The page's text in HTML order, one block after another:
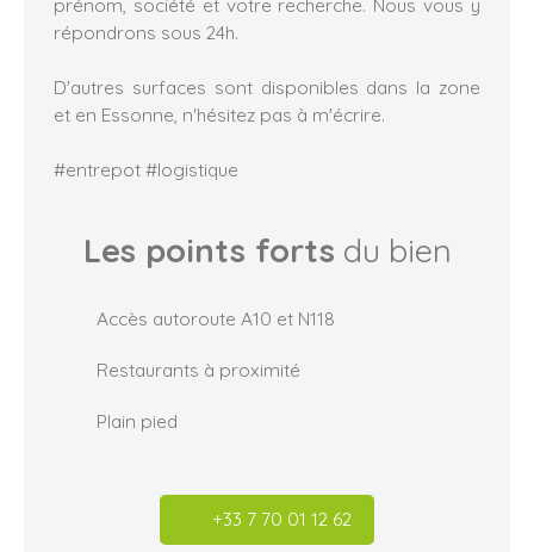
répondrons sous 24h.
D'autres surfaces sont disponibles dans la zone
et en Essonne, n'hésitez pas à m'écrire.
#entrepot #logistique
Les points forts du bien
Accès autoroute A10 et N118
Restaurants à proximité
Plain pied
+33 7 70 01 12 62